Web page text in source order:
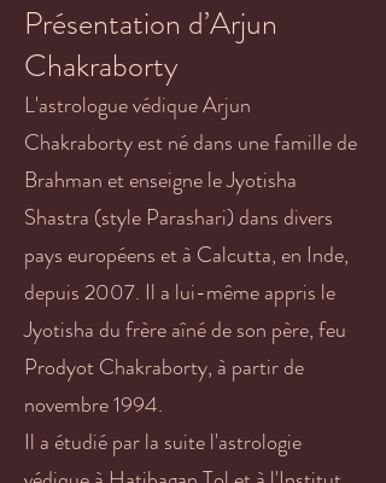
Présentation d’Arjun
Chakraborty
L'astrologue védique Arjun
Chakraborty est né dans une famille de
Brahman et enseigne le Jyotisha
Shastra (style Parashari) dans divers
pays européens et à Calcutta, en Inde,
depuis 2007. Il a lui-même appris le
Jyotisha du frère aîné de son père, feu
Prodyot Chakraborty, à partir de
novembre 1994.
Il a étudié par la suite l'astrologie